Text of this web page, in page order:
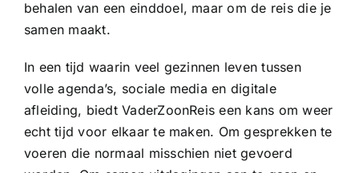
behalen van een einddoel, maar om de reis die je
samen maakt.
In een tijd waarin veel gezinnen leven tussen
volle agenda’s, sociale media en digitale
afleiding, biedt VaderZoonReis een kans om weer
echt tijd voor elkaar te maken. Om gesprekken te
voeren die normaal misschien niet gevoerd